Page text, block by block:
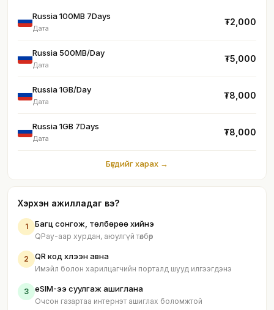
Russia 100MB 7Days
Дата
₮2,000
Russia 500MB/Day
Дата
₮5,000
Russia 1GB/Day
Дата
₮8,000
Russia 1GB 7Days
Дата
₮8,000
Бүгдийг харах →
Хэрхэн ажилладаг вэ?
1 Багц сонгож, төлбөрөө хийнэ
QPay-аар хурдан, аюулгүй төлбөр
2 QR код хүлээн авна
Имэйл болон харилцагчийн порталд шууд илгээгдэнэ
3 eSIM-ээ суулгаж ашиглана
Очсон газартаа интернэт ашиглах боломжтой